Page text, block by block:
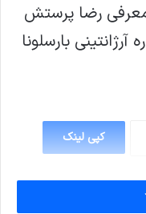
معرفی رضا پرستش
بارسلونا
کپی لینک